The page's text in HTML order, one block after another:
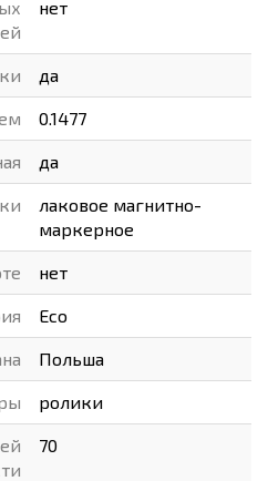
нет
да
0.1477
да
лаковое магнитно-
маркерное
нет
Eco
Польша
ролики
70